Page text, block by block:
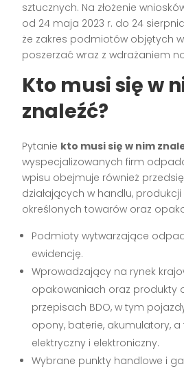
sztucznych. Na złożenie
od 24 maja 2023 r. do 24
że zakres podmiotów objętych
poszerzać wraz z wdrażaniem
Kto musi się w
znaleźć?
Pytanie kto musi się w nim
wyspecjalizowanych firm
wpisu obejmuje również
działających w handlu,
określonych towarów oraz
Podmioty wytwarzające
ewidencję.
Wprowadzający na rynek
opakowaniach oraz produkty
przepisach BDO, w tym
opony, baterie, akumulatory, a
elektryczny i elektroniczny.
Wybrane punkty handlowe i